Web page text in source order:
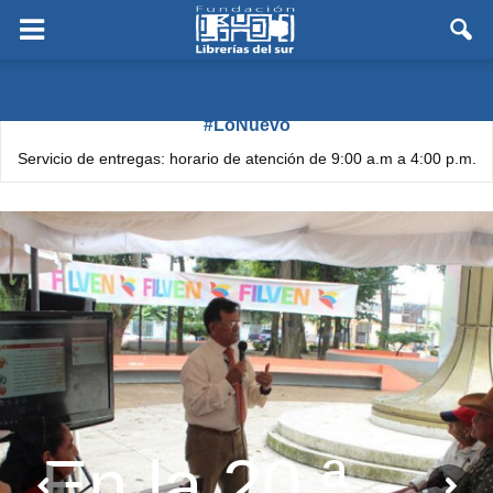
#LoNuevo
Servicio de entregas: horario de atención de 9:00 a.m a 4:00 p.m.